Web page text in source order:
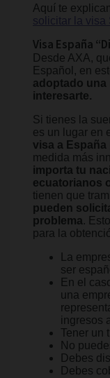
Aquí te
solicitar la visa
Visa España
Desde AXA,
Español, en
adoptado una
interesarte.
Si tienes la
es un lugar en
visa a España
medida más
importa tu
ecuatorianos
tienen que
pueden
problema.
para la
La
ser
En el
una
ingresos
Tener un
No
Debes
Debes